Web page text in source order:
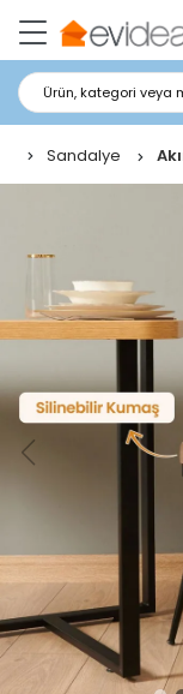
Ürün, kategori veya
Sandalye